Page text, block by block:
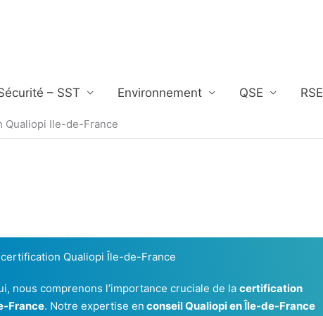
– SST Environnement QSE RSE
Qualiopi Ile-de-France
Qualiopi Île-de-France
nous comprenons l’importance cruciale de la certification
France. Notre expertise en conseil Qualiopi en Île-de-France